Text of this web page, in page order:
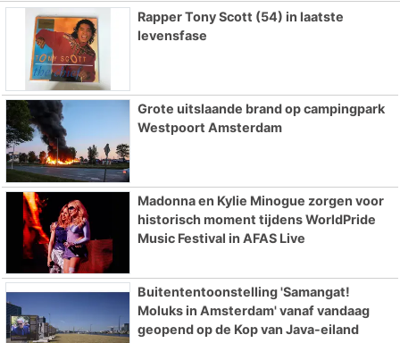
Rapper Tony Scott (54) in laatste
levensfase
Grote uitslaande brand op campingpark
Westpoort Amsterdam
Madonna en Kylie Minogue zorgen voor
historisch moment tijdens WorldPride
Music Festival in AFAS Live
Buitententoonstelling 'Samangat!
Moluks in Amsterdam' vanaf vandaag
geopend op de Kop van Java-eiland